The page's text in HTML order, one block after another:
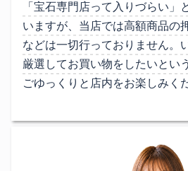
「宝石専門店って入りづらい」
いますが、当店では高額商品の
などは一切行っておりません。
厳選してお買い物をしたいとい
ごゆっくりと店内をお楽しみく